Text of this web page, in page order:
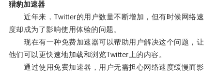
猎豹加速器
近年来，Twitter的用户数量不断增加，但有时候网络速
度却成为了影响使用体验的问题。
现在有一种免费加速器可以帮助用户解决这个问题，让
他们可以更快速地加载和浏览Twitter上的内容。
通过使用免费加速器，用户无需担心网络速度缓慢而影